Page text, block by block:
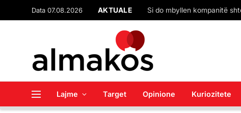
Data 07.08.2026 AKTUALE
Lajme Target Opinione Kuriozitete